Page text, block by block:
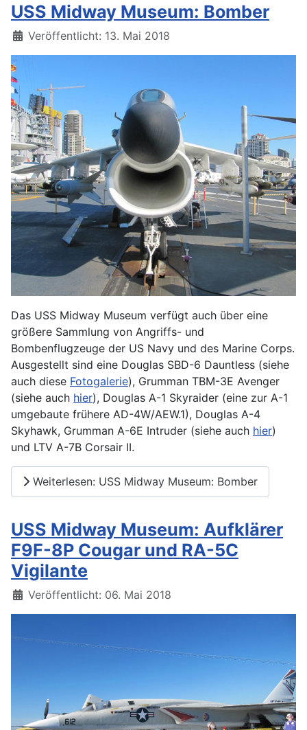
USS Midway Museum: Bomber
Details
Veröffentlicht: 13. Mai 2018
Das USS Midway Museum verfügt auch über eine
größere Sammlung von Angriffs- und
Bombenflugzeuge der US Navy und des Marine Corps.
Ausgestellt sind eine Douglas SBD-6 Dauntless (siehe
auch diese Fotogalerie), Grumman TBM-3E Avenger
(siehe auch hier), Douglas A-1 Skyraider (eine zur A-1
umgebaute frühere AD-4W/AEW.1), Douglas A-4
Skyhawk, Grumman A-6E Intruder (siehe auch hier)
und LTV A-7B Corsair II.
Weiterlesen: USS Midway Museum: Bomber
USS Midway Museum: Aufklärer
F9F-8P Cougar und RA-5C
Vigilante
Details
Veröffentlicht: 06. Mai 2018